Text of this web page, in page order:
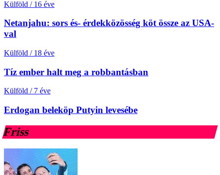
Külföld / 16 éve
Netanjahu: sors és- érdekközösség köt össze az USA-
val
Külföld / 18 éve
Tíz ember halt meg a robbantásban
Külföld / 7 éve
Erdogan beleköp Putyin levesébe
Friss